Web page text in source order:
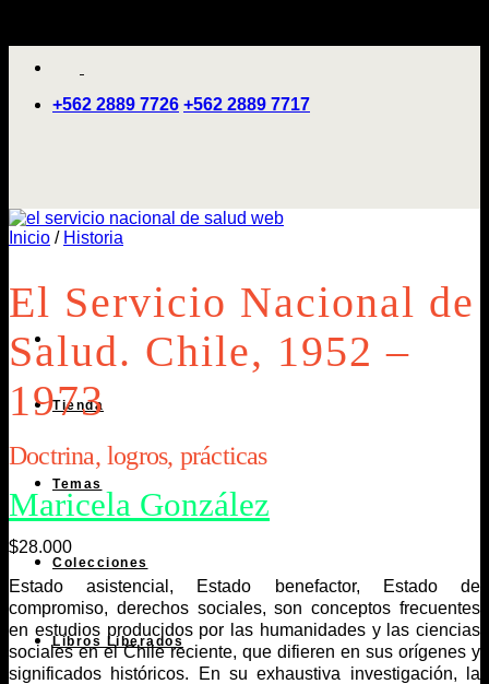
+562 2889 7726 +562 2889 7717
Tienda
Temas
Colecciones
Libros Liberados
Inicio / Historia
El Servicio Nacional de
Salud. Chile, 1952 –
1973
Doctrina, logros, prácticas
Maricela González
$28.000
Estado asistencial, Estado benefactor, Estado de
compromiso, derechos sociales, son conceptos frecuentes
en estudios pro­ducidos por las humanidades y las ciencias
sociales en el Chile reciente, que difieren en sus orígenes y
significados históricos. En su exhaustiva investigación, la